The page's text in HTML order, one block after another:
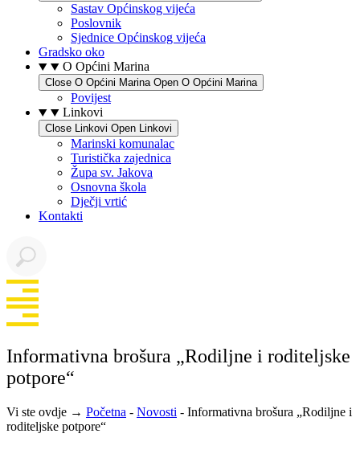
Sastav Općinskog vijeća
Poslovnik
Sjednice Općinskog vijeća
Gradsko oko
O Općini Marina
Close O Općini Marina Open O Općini Marina
Povijest
Linkovi
Close Linkovi Open Linkovi
Marinski komunalac
Turistička zajednica
Župa sv. Jakova
Osnovna škola
Dječji vrtić
Kontakti
Informativna brošura „Rodiljne i roditeljske
potpore“
Vi ste ovdje → Početna - Novosti - Informativna brošura „Rodiljne i
roditeljske potpore“